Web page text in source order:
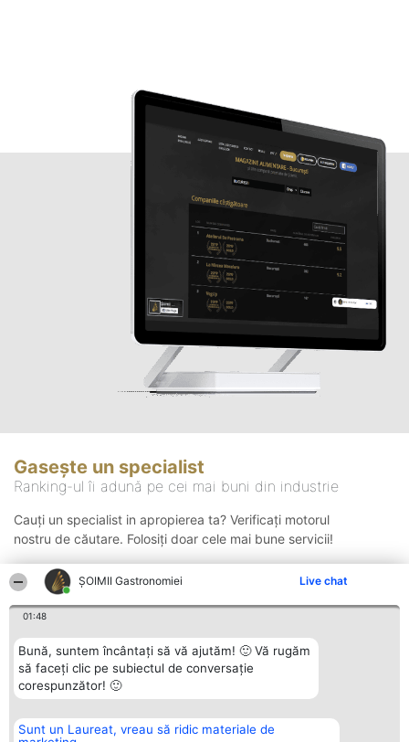
ȘOIMII Gastronomiei Live chat
01:48
Bună, suntem încântați să vă ajutăm! 🙂 Vă rugăm
să faceți clic pe subiectul de conversație
corespunzător! 🙂
Sunt un Laureat, vreau să ridic materiale de
Gasește un specialist
Ranking-ul îi adună pe cei mai buni din industrie
Cauți un specialist in apropierea ta? Verificați motorul
nostru de căutare. Folosiți doar cele mai bune servicii!
Organizator Ranking Plebiscyt Contact